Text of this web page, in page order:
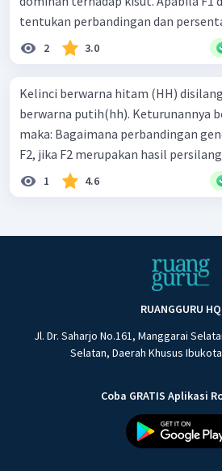
tentukan perbandingan dan
2 3.0
Kelinci berwarna hitam (HH)
berwarna putih(hh). Keturunannya berwarna kelabu,
maka: Bagaimana perbandingan genotipe dan fenotipe
F2, jika F2 merupakan hasil
1 4.6
RUANGGURU HQ
Jl. Dr. Saharjo No.161, Manggarai
Selatan, Daerah Khusus
Coba GRATIS Aplikasi